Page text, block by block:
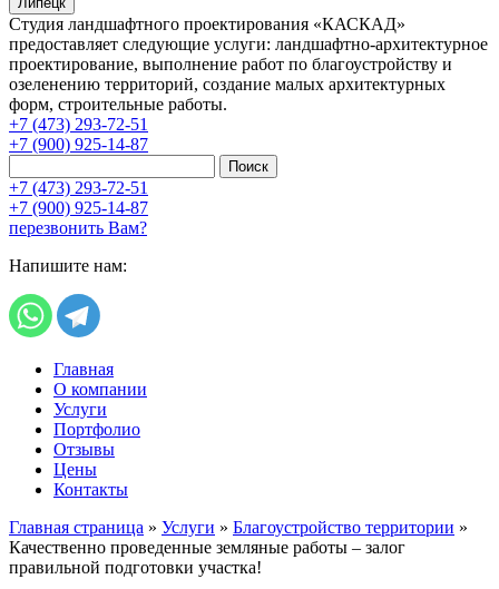
Студия ландшафтного проектирования «КАСКАД»
предоставляет следующие услуги: ландшафтно-архитектурное
проектирование, выполнение работ по благоустройству и
озеленению территорий, создание малых архитектурных
форм, строительные работы.
+7 (473) 293-72-51
+7 (900) 925-14-87
Поиск
+7 (473) 293-72-51
+7 (900) 925-14-87
перезвонить Вам?
Напишите нам:
Главная
О компании
Услуги
Портфолио
Отзывы
Цены
Контакты
Главная страница » Услуги » Благоустройство территории »
Качественно проведенные земляные работы – залог
правильной подготовки участка!